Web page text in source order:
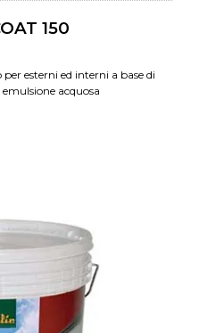
150
esterni ed interni a base di
acquosa